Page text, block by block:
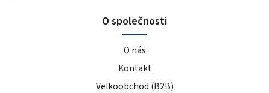
O společnosti
O nás
Kontakt
Velkoobchod (B2B)